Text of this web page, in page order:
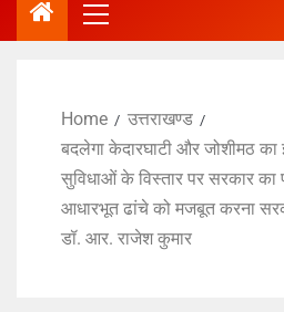
Home
उत्तराखण्ड
बदलेगा केदारघाटी और जोशीमठ का
सुविधाओं के विस्तार पर सरकार
आधारभूत ढांचे को मजबूत करना
डॉ. आर. राजेश कुमार